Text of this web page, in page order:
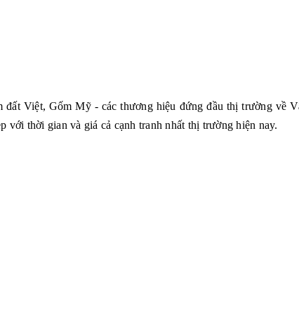
Việt, Gốm Mỹ - các thương hiệu đứng đầu thị trường về
với thời gian và giá cả cạnh tranh nhất thị trường hiện nay.